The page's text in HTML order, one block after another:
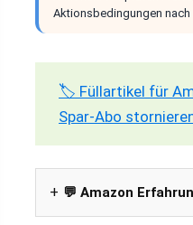
Aktionsbedingungen
🏷️ Füllartikel für
Spar-Abo
💬 Amazon